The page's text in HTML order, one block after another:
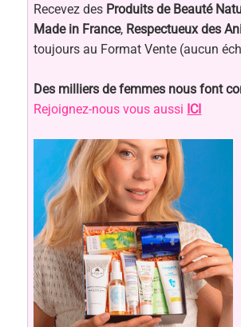
Recevez des Produits de Beauté
Made in France, Respectueux des
toujours au Format Vente (aucun
Des milliers de femmes nous font
Rejoignez-nous vous aussi ICI